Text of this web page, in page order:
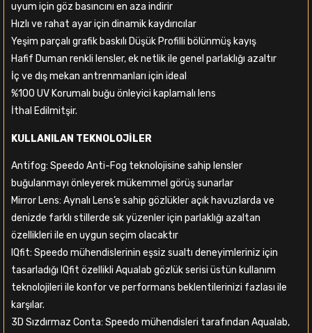
uyum için göz basıncını en aza indirir
Hızlı ve rahat ayar için dinamik kaydırıcılar
Yeşim parçalı grafik baskılı Düşük Profilli bölünmüş kayış
Hafif Duman renkli lensler, ek netlik ile genel parlaklığı azaltır
İç ve dış mekan antrenmanları için ideal
%100 UV Korumalı buğu önleyici kaplamalı lens
İthal Edilmitşir.
KULLANILAN TEKNOLOJİLER
Antifog: Speedo Anti-Fog teknolojisine sahip lensler
buğulanmayı önleyerek mükemmel görüş sunarlar
Mirror Lens: Aynalı Lens’e sahip gözlükler açık havuzlarda ve
denizde farklı stillerde sık yüzenler için parlaklığı azaltan
özellikleri ile en uygun seçim olacaktır
IQfit: Speedo mühendislerinin eşsiz sualtı deneyimleriniz için
tasarladığı IQfit özellikli Aqualab gözlük serisi üstün kullanım
teknolojileri ile konfor ve performans beklentilerinizi fazlası ile
karşılar.
3D Sızdırmaz Conta: Speedo mühendisleri tarafından Aqualab,